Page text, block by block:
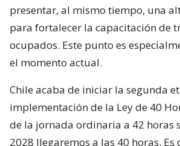
presentar, al mismo tiempo, una
para fortalecer la capacitación de
ocupados. Este punto es
el momento actual.
Chile acaba de iniciar la segunda
implementación de la Ley de 40
de la jornada ordinaria a 42 horas
2028 llegaremos a las 40 horas. Es